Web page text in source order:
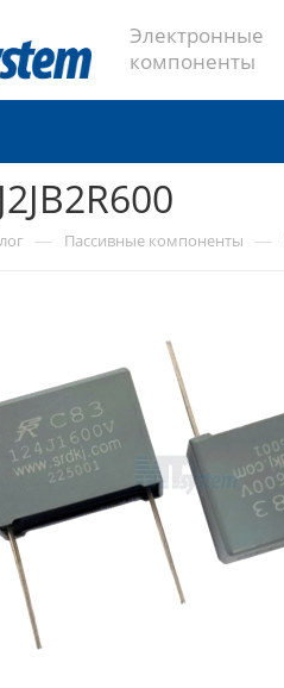
Электронные
компоненты
— Пассивные компоненты —